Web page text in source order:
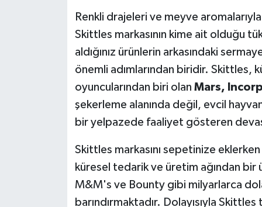
Renkli drajeleri ve meyve
Skittles markasının kime ait olduğu
aldığınız ürünlerin arkasındaki
önemli adımlarından biridir. Skittles,
oyuncularından biri olan Mars,
şekerleme alanında değil, evcil
bir yelpazede faaliyet gösteren
Skittles markasını sepetinize
küresel tedarik ve üretim ağından bir
M&M's ve Bounty gibi milyarlarca
barındırmaktadır. Dolayısıyla